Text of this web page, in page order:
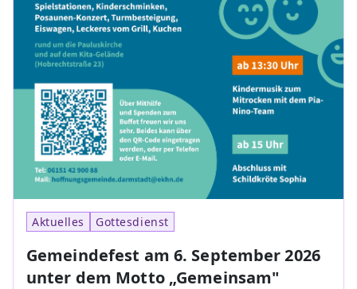
Aktuelles Gottesdienst
Gemeindefest am 6. September 2026
unter dem Motto „Gemeinsam"